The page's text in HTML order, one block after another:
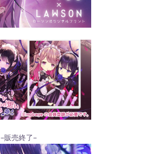
–販売終了–